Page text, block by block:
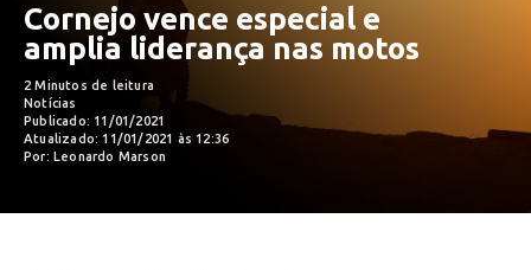
Cornejo vence especial e
amplia liderança nas motos
2 Minutos de leitura
Notícias
Publicado: 11/01/2021
Atualizado: 11/01/2021 às 12:36
Por: Leonardo Marson